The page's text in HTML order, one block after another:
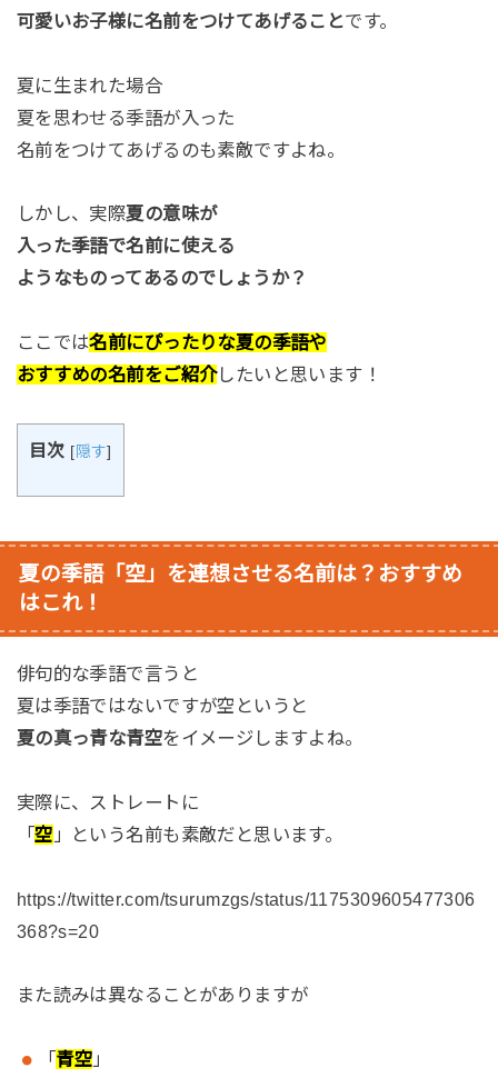
可愛いお子様に名前をつけてあげることです。
夏に生まれた場合
夏を思わせる季語が入った
名前をつけてあげるのも素敵ですよね。
しかし、実際夏の意味が
入った季語で名前に使える
ようなものってあるのでしょうか？
ここでは名前にぴったりな夏の季語や
おすすめの名前をご紹介したいと思います！
目次 [隠す]
夏の季語「空」を連想させる名前は？おすすめ
はこれ！
俳句的な季語で言うと
夏は季語ではないですが空というと
夏の真っ青な青空をイメージしますよね。
実際に、ストレートに
「空 」という名前も素敵だと思います。
https://twitter.com/tsurumzgs/status/1175309605477306
368?s=20
また読みは異なることがありますが
「青空 」